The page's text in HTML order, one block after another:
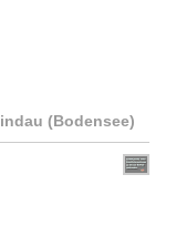
(Bodensee)